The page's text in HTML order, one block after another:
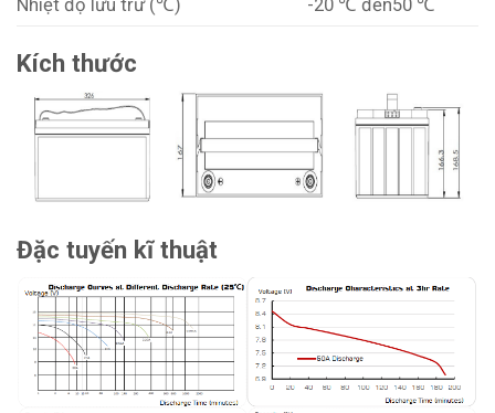
Nhiệt độ lưu trữ (℃) -20 ℃ đến50 ℃
Kích thước
Đặc tuyến kĩ thuật